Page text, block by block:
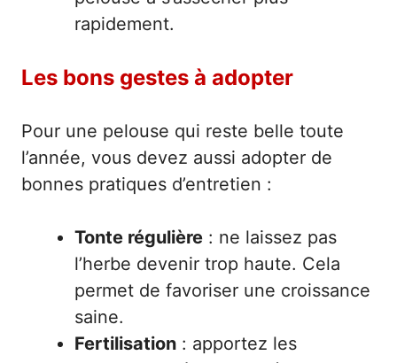
rapidement.
Les bons gestes à adopter
Pour une pelouse qui reste belle toute
l’année, vous devez aussi adopter de
bonnes pratiques d’entretien :
Tonte régulière : ne laissez pas
l’herbe devenir trop haute. Cela
permet de favoriser une croissance
saine.
Fertilisation : apportez les